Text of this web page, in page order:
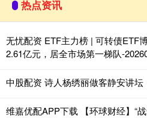
热点资讯
无忧配资 ETF主力榜 | 可转债ETF
2.61亿元，居全市场第一梯队-
中股配资 诗人杨绣丽做客静安讲坛
维嘉优配APP下载 【环球财经】“